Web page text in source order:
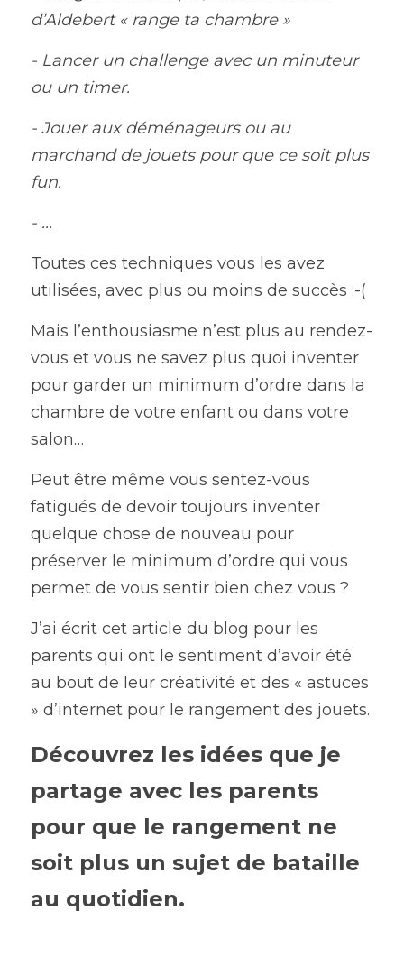
d’Aldebert « range ta chambre »
- Lancer un challenge avec un minuteur
ou un timer.
- Jouer aux déménageurs ou au
marchand de jouets pour que ce soit plus
fun.
- ...
Toutes ces techniques vous les avez
utilisées, avec plus ou moins de succès :-(
Mais l’enthousiasme n’est plus au rendez-
vous et vous ne savez plus quoi inventer
pour garder un minimum d’ordre dans la
chambre de votre enfant ou dans votre
salon…
Peut être même vous sentez-vous
fatigués de devoir toujours inventer
quelque chose de nouveau pour
préserver le minimum d’ordre qui vous
permet de vous sentir bien chez vous ?
J’ai écrit cet article du blog pour les
parents qui ont le sentiment d’avoir été
au bout de leur créativité et des « astuces
» d’internet pour le rangement des jouets.
Découvrez les idées que je
partage avec les parents
pour que le rangement ne
soit plus un sujet de bataille
au quotidien.